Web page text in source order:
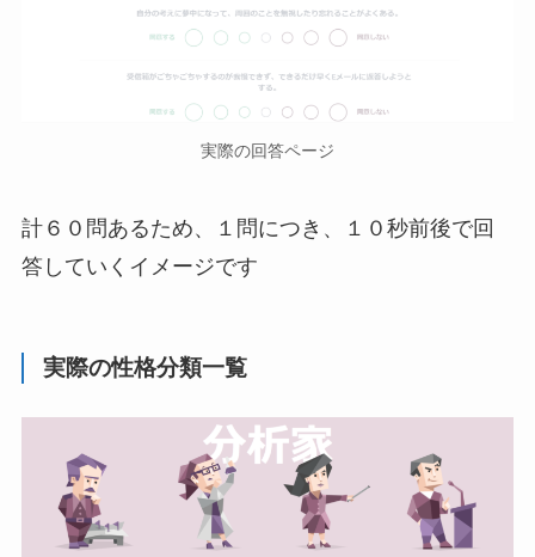
実際の回答ページ
計６０問あるため、１問につき、１０秒前後で回
答していくイメージです
実際の性格分類一覧